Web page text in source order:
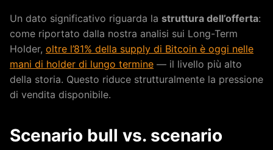
Un dato significativo riguarda la struttura dell’offerta:
come riportato dalla nostra analisi sui Long-Term
Holder, oltre l’81% della supply di Bitcoin è oggi nelle
mani di holder di lungo termine — il livello più alto
della storia. Questo riduce strutturalmente la pressione
di vendita disponibile.
Scenario bull vs. scenario